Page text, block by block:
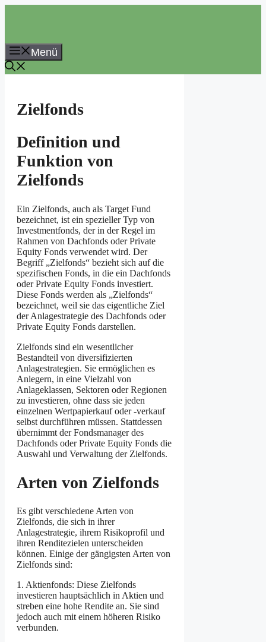
Menü
Zielfonds
Definition und
Funktion von
Zielfonds
Ein Zielfonds, auch als Target Fund
bezeichnet, ist ein spezieller Typ von
Investmentfonds, der in der Regel im
Rahmen von Dachfonds oder Private
Equity Fonds verwendet wird. Der
Begriff „Zielfonds“ bezieht sich auf die
spezifischen Fonds, in die ein Dachfonds
oder Private Equity Fonds investiert.
Diese Fonds werden als „Zielfonds“
bezeichnet, weil sie das eigentliche Ziel
der Anlagestrategie des Dachfonds oder
Private Equity Fonds darstellen.
Zielfonds sind ein wesentlicher
Bestandteil von diversifizierten
Anlagestrategien. Sie ermöglichen es
Anlegern, in eine Vielzahl von
Anlageklassen, Sektoren oder Regionen
zu investieren, ohne dass sie jeden
einzelnen Wertpapierkauf oder -verkauf
selbst durchführen müssen. Stattdessen
übernimmt der Fondsmanager des
Dachfonds oder Private Equity Fonds die
Auswahl und Verwaltung der Zielfonds.
Arten von Zielfonds
Es gibt verschiedene Arten von
Zielfonds, die sich in ihrer
Anlagestrategie, ihrem Risikoprofil und
ihren Renditezielen unterscheiden
können. Einige der gängigsten Arten von
Zielfonds sind:
1. Aktienfonds: Diese Zielfonds
investieren hauptsächlich in Aktien und
streben eine hohe Rendite an. Sie sind
jedoch auch mit einem höheren Risiko
verbunden.